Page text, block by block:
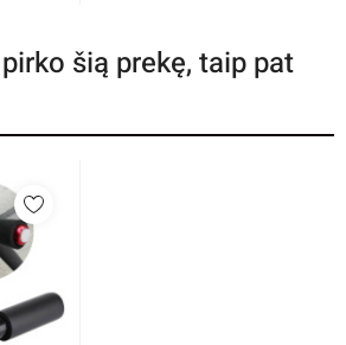
šią prekę, taip pat